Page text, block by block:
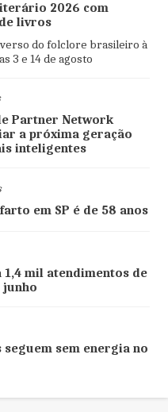
2026 com
livros
do folclore brasileiro à
3 e 14 de agosto
Partner Network
a próxima geração
inteligentes
em SP é de 58 anos
mil atendimentos de
junho
sem energia no